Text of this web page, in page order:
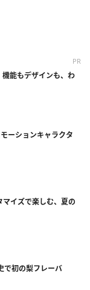
PR
能もデザインも、わ
ーションキャラクタ
マイズで楽しむ、夏の
で初の梨フレーバ